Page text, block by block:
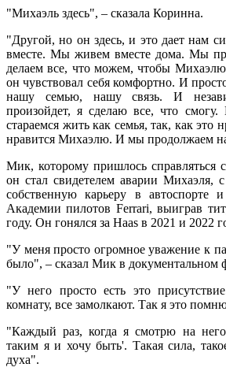
"Михаэль здесь", – сказала Коринна.
"Другой, но он здесь, и это дает нам
вместе. Мы живем вместе дома. Мы
делаем все, что можем, чтобы
он чувствовал себя комфортно. И
нашу семью, нашу связь. И
произойдет, я сделаю все, что
стараемся жить как семья, так, как это
нравится Михаэлю. И мы продолжаем
Мик, которому пришлось справляться
он стал свидетелем аварии Михаэля,
собственную карьеру в автоспорте
Академии пилотов Ferrari, выиграв
году. Он гонялся за Haas в 2021 и 2022
"У меня просто огромное уважение к
было", – сказал Мик в документальном
"У него просто есть это
комнату, все замолкают. Так я это
"Каждый раз, когда я смотрю на
таким я и хочу быть'. Такая сила,
духа".